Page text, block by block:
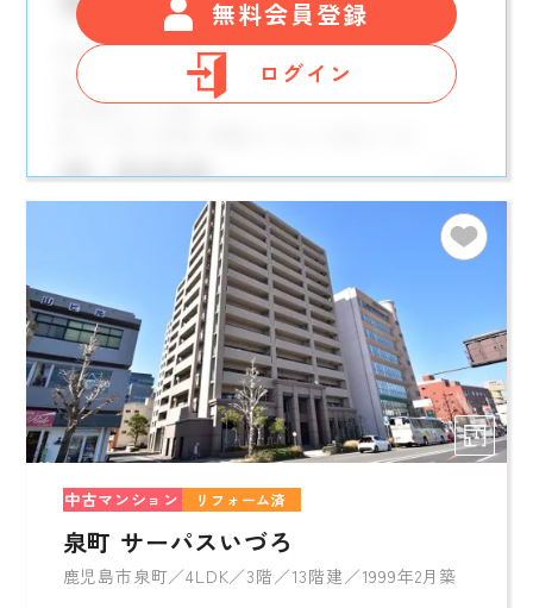
無料会員登録
ログイン
中古マンション リフォーム済
泉町 サーパスいづろ
鹿児島市泉町／4LDK／3階／13階建／1999年2月築